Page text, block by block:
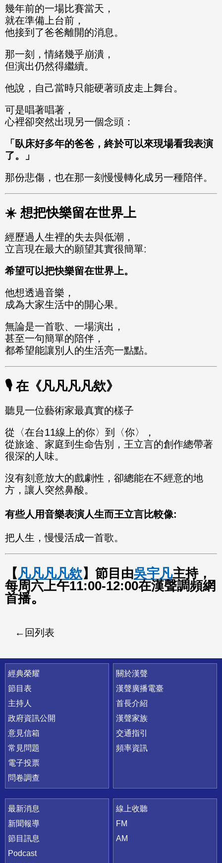
幾年前的一場比賽當天，
就在準備上台前，
他接到了爸爸離開的消息。
那一刻，情緒幾乎崩潰，
但演出仍然得繼續。
他說，自己當時只能硬著頭皮走上舞台。
可是唱著唱著，
心裡卻突然出現另一個念頭：
「臥床好多年的爸爸，終於可以來現場看我表演
了。」
那份悲傷，也在那一刻慢慢轉化成另一種陪伴。
☀️ 想把快樂留在世界上
經歷過人生裡的失去與低潮，
立言現在最大的願望其實很簡單:
希望可以把快樂留在世界上。
他想透過音樂，
成為大家生活中的開心果。
無論是一首歌、一場演出，
甚至一句簡單的陪伴，
都希望能讓別人的生活亮一點點。
🎙️ 在《凡凡凡凡欸》
聽見一位藝術家最真實的樣子
從〈在台11線上的你〉到〈你〉，
從旅途、家庭到生命告別，王立言的創作總帶著
很深的人味。
沒有刻意放大的戲劇性，卻總能在不經意的地
方，讓人突然鼻酸。
有些人用音樂表演人生而王立言比較像:
把人生，慢慢活成一首歌。
【 凡凡凡凡欸】節目由吳宇凡主持，
每周六上午11:00-12:00在漢聲調頻網
首播。
回列表
快速連結
經典榮耀
節目表
主持人
政府資訊公開
意見信箱
常見問題
電子投票
問卷調查
關於漢聲
漢聲廣播電臺
首長介紹
漢聲家族
交通指引
頻率資訊
最新消息
新聞報導
節目訊息
Podcast
線上收聽
FM
AM